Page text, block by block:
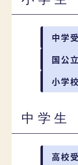
中学
国公
小学
中学生
高校